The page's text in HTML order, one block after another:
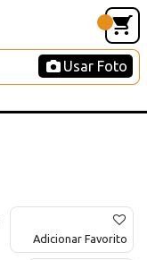
Usar Foto
Adicionar Favorito